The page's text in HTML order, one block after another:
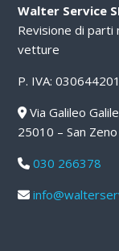
Walter Service
Revisione di parti
vetture
P. IVA:
Via Galileo
25010 – San
030 266378